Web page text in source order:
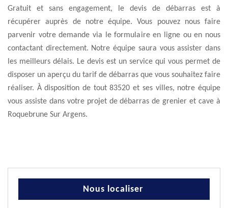
Gratuit et sans engagement, le devis de débarras est à
récupérer auprès de notre équipe. Vous pouvez nous faire
parvenir votre demande via le formulaire en ligne ou en nous
contactant directement. Notre équipe saura vous assister dans
les meilleurs délais. Le devis est un service qui vous permet de
disposer un aperçu du tarif de débarras que vous souhaitez faire
réaliser. À disposition de tout 83520 et ses villes, notre équipe
vous assiste dans votre projet de débarras de grenier et cave à
Roquebrune Sur Argens.
Nous localiser